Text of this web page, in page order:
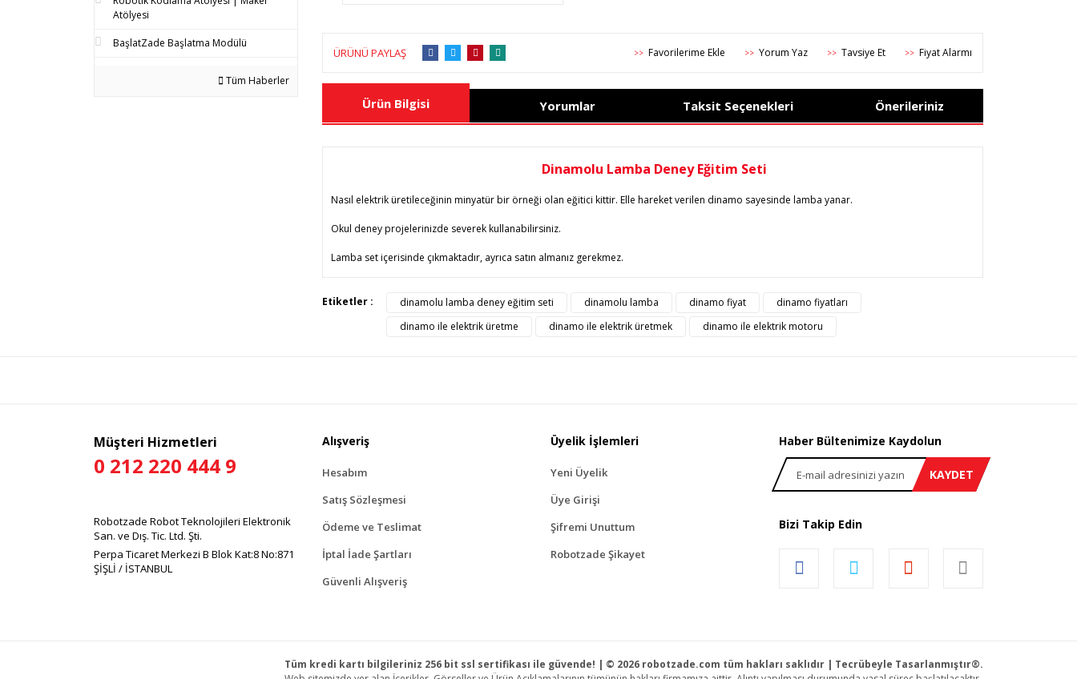
Atölyesi
BaşlatZade Başlatma Modülü
Tüm Haberler
ÜRÜNÜ PAYLAŞ >> >> Yorum Yaz >> Tavsiye Et >> Fiyat Alarmı
Ürün Bilgisi Yorumlar Taksit Seçenekleri Önerileriniz
Dinamolu Lamba Deney Eğitim Seti
Nasıl elektrik üretileceğinin minyatür bir örneği olan eğitici kittir. Elle hareket verilen dinamo sayesinde lamba yanar.
Okul deney projelerinizde severek kullanabilirsiniz.
Lamba set içerisinde çıkmaktadır, ayrıca satın almanız gerekmez.
Bu ürüne ilk yorumu siz yapın!
Bu ürünün fiyat bilgisi, resim, ürün açıklamalarında ve diğer konularda yetersiz gördüğünüz noktaları öneri formunu kullanarak
Görüş ve önerileriniz için teşekkür ederiz.
Ürün fiyatı diğer sitelerden daha pahalı.
Etiketler : dinamolu lamba deney eğitim seti dinamolu lamba dinamo fiyat
dinamo fiyatları
dinamo ile elektrik üretme
dinamo ile elektrik üretmek dinamo ile elektrik motoru
Müşteri Hizmetleri
0 212 220 444 9
Robotzade Robot Teknolojileri Elektronik
San. ve Dış. Tic. Ltd. Şti.
Perpa Ticaret Merkezi B Blok Kat:8 No:871
ŞİŞLİ / İSTANBUL
Alışveriş
Hesabım
Satış Sözleşmesi
Ödeme ve Teslimat
İptal İade Şartları
Güvenli Alışveriş
Üyelik İşlemleri
Yeni Üyelik
Üye Girişi
Şifremi Unuttum
Robotzade Şikayet
Haber Bültenimize Kaydolun
KAYDET
Bizi Takip Edin
Tüm kredi kartı bilgileriniz 256 bit ssl sertifikası ile güvende! | © 2026 robotzade.com tüm hakları saklıdır | Tecrübeyle Tasarlanmıştır®.